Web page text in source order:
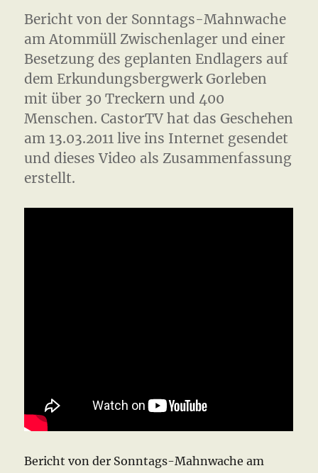
Bericht von der Sonntags-Mahnwache
am Atommüll Zwischenlager und einer
Besetzung des geplanten Endlagers auf
dem Erkundungsbergwerk Gorleben
mit über 30 Treckern und 400
Menschen. CastorTV hat das Geschehen
am 13.03.2011 live ins Internet gesendet
und dieses Video als Zusammenfassung
erstellt.
Bericht von der Sonntags-Mahnwache am